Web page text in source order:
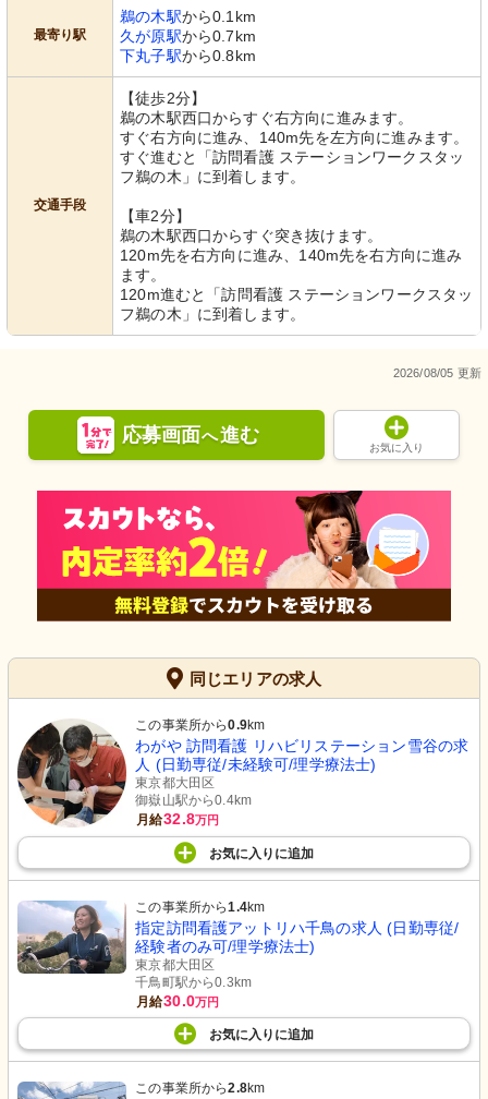
最寄り駅
鵜の木駅から0.1km
久が原駅から0.7km
下丸子駅から0.8km
交通手段
【徒歩2分】
鵜の木駅西口からすぐ右方向に進みます。
すぐ右方向に進み、140m先を左方向に進みます。
すぐ進むと「訪問看護 ステーションワークスタッ
フ鵜の木」に到着します。
【車2分】
鵜の木駅西口からすぐ突き抜けます。
120m先を右方向に進み、140m先を右方向に進み
ます。
120m進むと「訪問看護 ステーションワークスタッ
フ鵜の木」に到着します。
2026/08/05 更新
応募画面へ進む
お気に入り
同じエリアの求人
この事業所から0.9km
わがや 訪問看護 リハビリステーション雪谷の求
人 (日勤専従/未経験可/理学療法士)
東京都大田区
御嶽山駅から0.4km
月給32.8万円
お気に入り に追加
この事業所から1.4km
指定訪問看護アットリハ千鳥の求人 (日勤専従/
経験者のみ可/理学療法士)
東京都大田区
千鳥町駅から0.3km
月給30.0万円
お気に入り に追加
この事業所から2.8km